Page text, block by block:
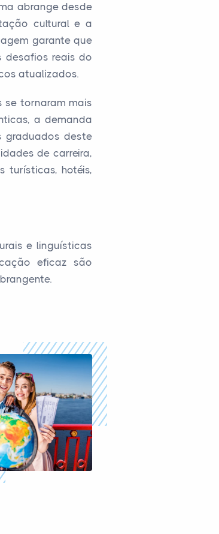
abrange desde
cultural e a
garante que
desafios reais do
atualizados.
se tornaram mais
a demanda
graduados deste
de carreira,
turísticas, hotéis,
e linguísticas
eficaz são